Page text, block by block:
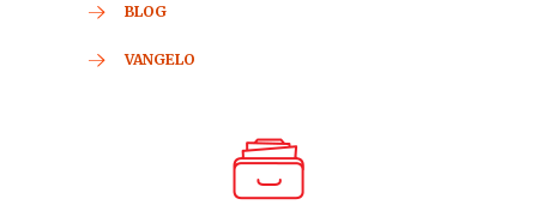
BLOG
VANGELO